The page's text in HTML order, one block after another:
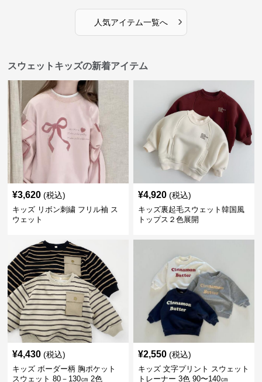
人気アイテム一覧へ ›
スウェットキッズの新着アイテム
¥3,620 (税込)
キッズ リボン刺繍 フリル袖 ス
ウェット
¥4,920 (税込)
キッズ裏起毛スウェット韓国風
トップス２色展開
¥4,430 (税込)
キッズ ボーダー柄 胸ポケット
スウェット 80－130㎝ 2色
¥2,550 (税込)
キッズ 文字プリント スウェット
トレーナー 3色 90〜140㎝